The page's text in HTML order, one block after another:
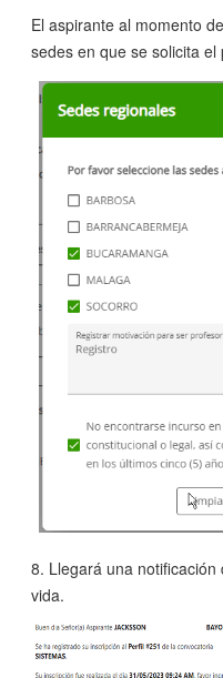
El aspirante al momento
sedes en que se solicita
8. Llegará una
vida.